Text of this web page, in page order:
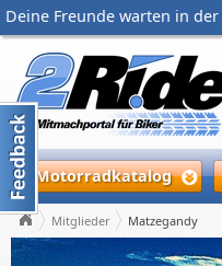
Deine Freunde warten in der
Motorradkatalog
Mitglieder Matzegandy